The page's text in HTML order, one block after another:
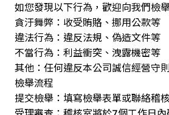
如您發現以下行為，歡迎向我們檢舉
貪汙舞弊：收受賄賂、挪用公款等
違法行為：違反法規、偽造文件等
不當行為：利益衝突、洩露機密等
其他：任何違反本公司誠信經營守
檢舉流程
提交檢舉：填寫檢舉表單或聯絡稽